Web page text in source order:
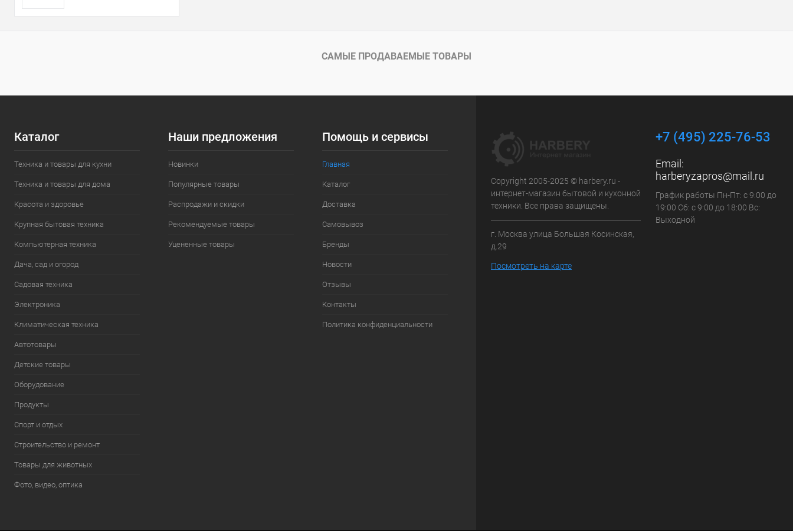
САМЫЕ ПРОДАВАЕМЫЕ ТОВАРЫ
Каталог
Техника и товары для кухни
Техника и товары для дома
Красота и здоровье
Крупная бытовая техника
Компьютерная техника
Дача, сад и огород
Садовая техника
Электроника
Климатическая техника
Автотовары
Детские товары
Оборудование
Продукты
Спорт и отдых
Строительство и ремонт
Товары для животных
Фото, видео, оптика
Наши предложения
Новинки
Популярные товары
Распродажи и скидки
Рекомендуемые товары
Уцененные товары
Помощь и сервисы
Главная
Каталог
Доставка
Самовывоз
Бренды
Новости
Отзывы
Контакты
Политика конфиденциальности
Copyright 2005-2025 © harbery.ru -
интернет-магазин бытовой и кухонной
техники. Все права защищены.
г. Москва улица Большая Косинская,
д.29
Посмотреть на карте
+7 (495) 225-76-53
Email:
harberyzapros@mail.ru
График работы Пн-Пт: с 9:00 до
19:00 Сб: с 9:00 до 18:00 Вс:
Выходной